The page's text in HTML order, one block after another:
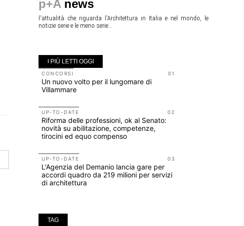
p+A news
l'attualità che riguarda l'Architettura in Italia e nel mondo, le
notizie serie e le meno serie...
I PIÙ LETTI OGGI
01
CONCORSI
Un nuovo volto per il lungomare di
Villammare
02
UP-TO-DATE
Riforma delle professioni, ok al Senato:
novità su abilitazione, competenze,
tirocini ed equo compenso
03
UP-TO-DATE
L'Agenzia del Demanio lancia gare per
accordi quadro da 219 milioni per servizi
di architettura
TAG